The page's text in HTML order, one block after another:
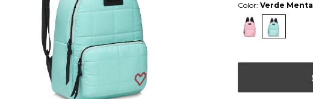
Color: Verde Menta